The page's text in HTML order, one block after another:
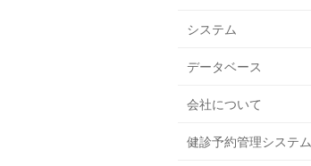
システム
データベース
会社について
健診予約管理システム